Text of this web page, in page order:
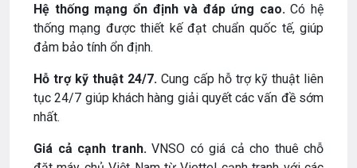
Hệ thống mạng ổn định và đáp ứng cao.Có hệ
thống mạng được thiết kế đạt chuẩn quốc tế, giúp
đảm bảo tính ổn định.
Hỗ trợ kỹ thuật 24/7. Cung cấp hỗ trợ kỹ thuật liên
tục 24/7 giúp khách hàng giải quyết các vấn đề sớm
nhất.
Giá cả cạnh tranh.VNSO có giá cả cho thuê chỗ